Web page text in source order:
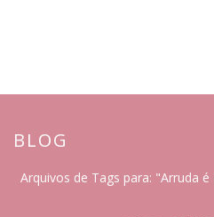
BLOG
Arquivos de Tags para: "Arruda é